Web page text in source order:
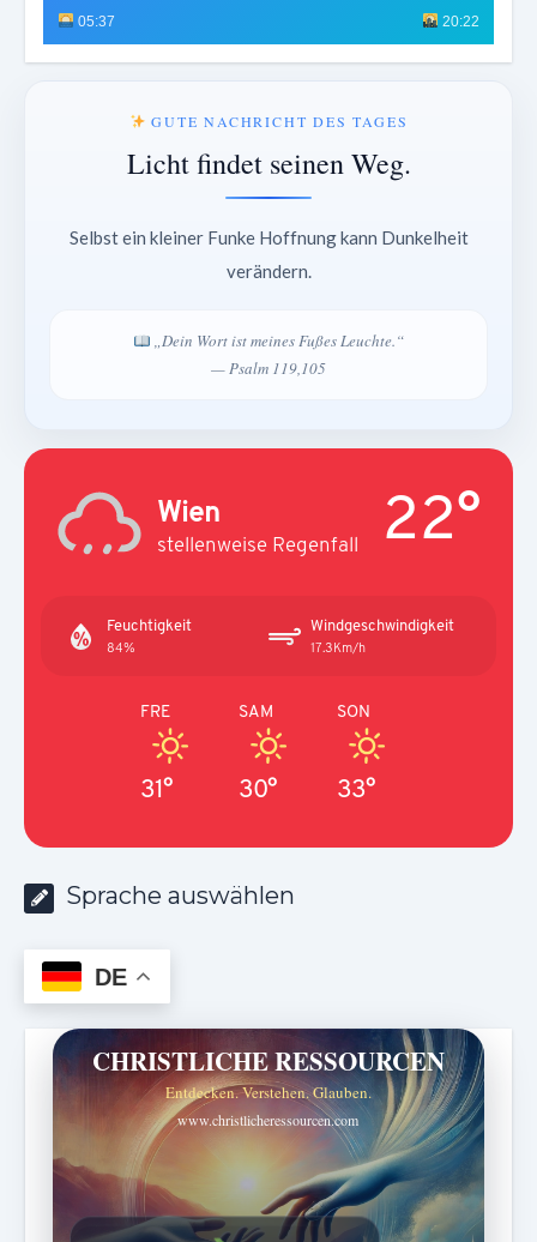
05:37
20:22
GUTE NACHRICHT DES TAGES
Licht findet seinen Weg.
Selbst ein kleiner Funke Hoffnung kann Dunkelheit
verändern.
„Dein Wort ist meines Fußes Leuchte.“
— Psalm 119,105
Wien
stellenweise Regenfall 22°
Feuchtigkeit
84%
Windgeschwindigkeit
17.3Km/h
FRE
31°
SAM
30°
SON
33°
Sprache auswählen
DE
CHRISTLICHE RESSOURCEN
Entdecken. Verstehen. Glauben.
www.christlicheressourcen.com